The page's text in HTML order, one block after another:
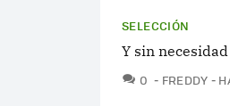
SELECCIÓN
Y sin
0
FREDDY